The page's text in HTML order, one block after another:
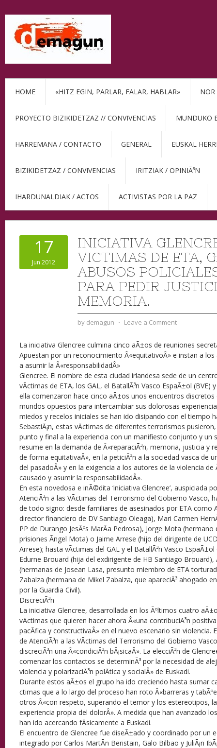
HOME «HITZ EGIN, PARLAR, FALAR, HABLAR» NOR
PROYECTO BIZIKIDETZAZ // CONVIVENCIAS MUNDUKO
HARREMANA / CONTACTO GENERAL EUSKAL
BIZIKIDETZAZ / CONVIVENCIAS IRITZIAK / OPINIÃ³N
IHARDUNALDIAK / ACTOS ACTIVISTAS POR LA PAZ
17
Jun 2012
INICIATIVA
VICTIMAS DE ETA,
ABUSOS
PARA PEDIR
MEMORIA.
by demagun ⋅ Leave a Comment
La iniciativa Glencree culmina cinco aÃ±os de reuniones
Apuestan por un reconocimiento Â«equitativoÂ» e instan a
a asumir la Â«responsabilidadÂ»
Glencree. El nombre de esta ciudad irlandesa sede de un
vÃ­ctimas de ETA, los GAL, el BatallÃ³n Vasco EspaÃ±ol (BVE)
ella comenzaron hace cinco aÃ±os unos encuentros
mundos opuestos para intercambiar sus dolorosas
miedos y recelos iniciales se han ido disipando con el tiempo
SebastiÃ¡n, estas vÃ­ctimas de diferentes terrorismos
punto y final a la experiencia con un manifiesto conjunto y un
resume en la demanda de Â«reparaciÃ³n, memoria, justicia y
de forma equitativaÂ», en la peticiÃ³n a la sociedad vasca de
del pasadoÂ» y en la exigencia a los autores de la violencia
causado y asumir la responsabilidadÂ».
En esta novedosa e inÃ©dita ‘iniciativa Glencree’, auspiciada
AtenciÃ³n a las VÃ­ctimas del Terrorismo del Gobierno Vasco,
de todo signo: desde familiares de asesinados por ETA como
director financiero de DV Santiago Oleaga), Mari Carmen
PP de Durango JesÃºs MarÃ­a Pedrosa), Jorge Mota
prisiones Ãngel Mota) o Jaime Arrese (hijo del dirigente de
Arrese); hasta vÃ­ctimas del GAL y el BatallÃ³n Vasco
Edurne Brouard (hija del exdirigente de HB Santiago Brouard),
(hermanas de Josean Lasa, presunto miembro de ETA
Zabalza (hermana de Mikel Zabalza, que apareciÃ³ ahogado
por la Guardia Civil).
DiscreciÃ³n
La iniciativa Glencree, desarrollada en los Ãºltimos cuatro
vÃ­ctimas que quieren hacer ahora Â«una contribuciÃ³n
pacÃ­fica y constructivaÂ» en el nuevo escenario sin violencia.
de AtenciÃ³n a las VÃ­ctimas del Terrorismo del Gobierno
discreciÃ³n una Â«condiciÃ³n bÃ¡sicaÂ». La elecciÃ³n de
comenzar los contactos se determinÃ³ por la necesidad de
violencia y polarizaciÃ³n polÃ­tica y socialÂ» de Euskadi.
Durante estos aÃ±os el grupo ha ido creciendo hasta sumar
ctimas que a lo largo del proceso han roto Â«barreras y
otros Â«con respeto, superando el temor y los estereotipos,
experiencia propia del dolorÂ». A medida que han avanzado
han ido acercando fÃ­sicamente a Euskadi.
El encuentro de Glencree fue diseÃ±ado y coordinado por un
integrado por Carlos MartÃ­n Beristain, Galo Bilbao y JuliÃ¡n